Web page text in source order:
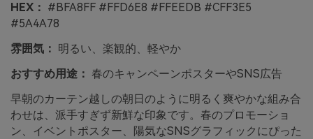
HEX： #BFA8FF #FFD6E8 #FFEEDB #CFF3E5
#5A4A78
雰囲気： 明るい、楽観的、軽やか
おすすめ用途： 春のキャンペーンポスターやSNS広告
早朝のカーテン越しの朝日のように明るく爽やかな組み合
わせは、派手すぎず新鮮な印象です。春のプロモーショ
ン、イベントポスター、陽気なSNSグラフィックにぴった